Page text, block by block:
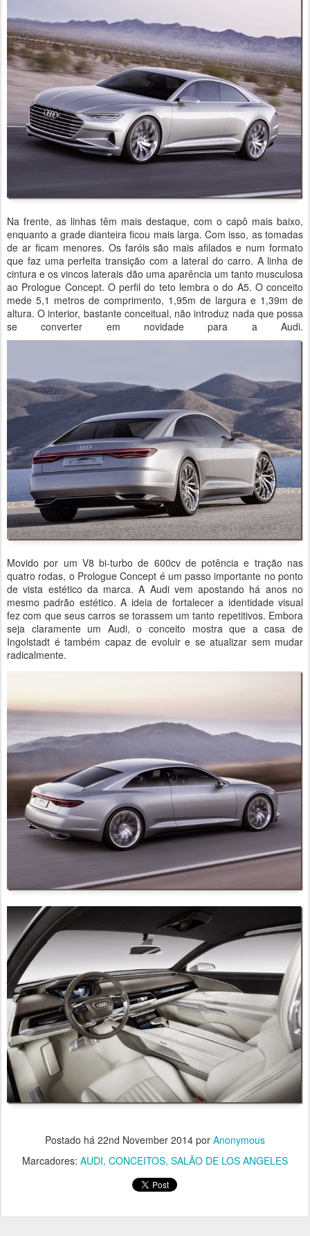
Na frente, as linhas têm mais destaque, com o capô mais baixo,
enquanto a grade dianteira ficou mais larga. Com isso, as tomadas
de ar ficam menores. Os faróis são mais afilados e num formato
que faz uma perfeita transição com a lateral do carro. A linha de
cintura e os vincos laterais dão uma aparência um tanto musculosa
ao Prologue Concept. O perfil do teto lembra o do A5. O conceito
mede 5,1 metros de comprimento, 1,95m de largura e 1,39m de
altura. O interior, bastante conceitual, não introduz nada que possa
se converter em novidade para a Audi.
Movido por um V8 bi-turbo de 600cv de potência e tração nas
quatro rodas, o Prologue Concept é um passo importante no ponto
de vista estético da marca. A Audi vem apostando há anos no
mesmo padrão estético. A ideia de fortalecer a identidade visual
fez com que seus carros se torassem um tanto repetitivos. Embora
seja claramente um Audi, o conceito mostra que a casa de
Ingolstadt é também capaz de evoluir e se atualizar sem mudar
radicalmente.
Postado há 22nd November 2014 por Anonymous
Marcadores: AUDI CONCEITOS SALÃO DE LOS ANGELES